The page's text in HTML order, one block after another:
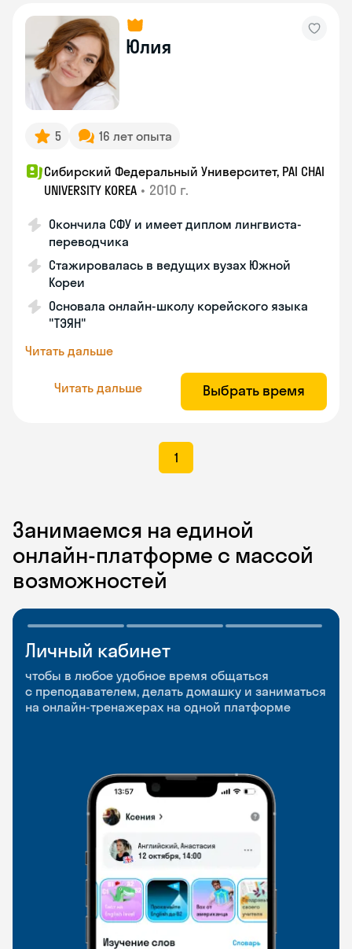
Юлия
5 16 лет опыта
Сибирский Федеральный Университет, PAI CHAI
UNIVERSITY KOREA • 2010 г.
Окончила СФУ и имеет диплом лингвиста-
переводчика
Стажировалась в ведущих вузах Южной
Кореи
Основала онлайн-школу корейского языка
"ТЭЯН"
Читать дальше
Читать дальше Выбрать время
1
Занимаемся на единой
онлайн-платформе с массой
возможностей
Личный кабинет
чтобы в любое удобное время общаться
с преподавателем, делать домашку и заниматься
на онлайн-тренажерах на одной платформе
Мобильное
приложение
чтобы заниматься и изучать новые слова где
и когда удобно
Разговорные клубы
и Talks
Групповые занятия для разговорной практики
и индивидуальные встречи с преподавателями